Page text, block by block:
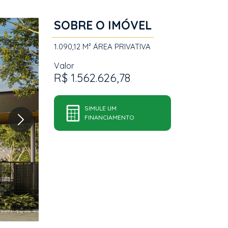
SOBRE O IMÓVEL
1.090,12 M² ÁREA PRIVATIVA
Valor
R$ 1.562.626,78
SIMULE UM
FINANCIAMENTO